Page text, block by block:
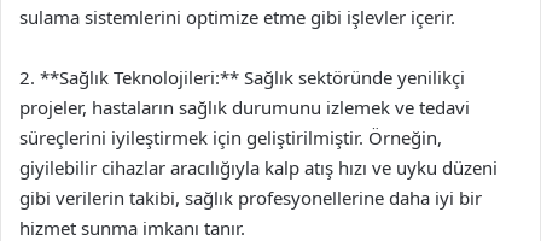
sulama sistemlerini optimize etme gibi işlevler içerir.
2. **Sağlık Teknolojileri:** Sağlık sektöründe yenilikçi
projeler, hastaların sağlık durumunu izlemek ve tedavi
süreçlerini iyileştirmek için geliştirilmiştir. Örneğin,
giyilebilir cihazlar aracılığıyla kalp atış hızı ve uyku düzeni
gibi verilerin takibi, sağlık profesyonellerine daha iyi bir
hizmet sunma imkanı tanır.